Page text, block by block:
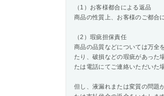
（1）お客様都合による返品
商品の性質上、お客様のご都合
（2）瑕疵担保責任
商品の品質などについては万全
たり、破損などの瑕疵があった
たは電話にてご連絡いただいた
但し、液漏れまたは変質の問題